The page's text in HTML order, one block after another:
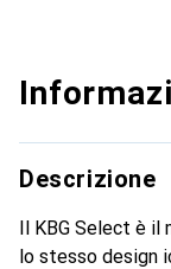
Descrizione
Il KBG Select è il
lo stesso design